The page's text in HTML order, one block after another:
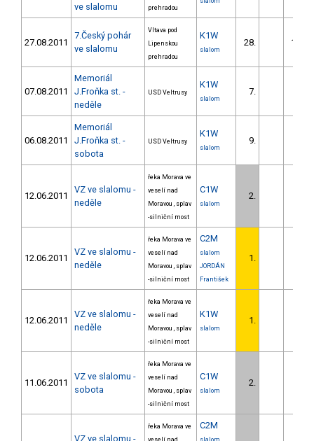
ve slalomu
prehradou
27.08.2011
7.Český pohár
ve slalomu
Vltava pod
Lipenskou
prehradou
K1W
slalom
28.
07.08.2011
Memoriál
J.Froňka st. -
neděle
USD Veltrusy
K1W
slalom
7.
06.08.2011
Memoriál
J.Froňka st. -
sobota
USD Veltrusy
K1W
slalom
9.
12.06.2011
VZ ve slalomu -
neděle
řeka Morava ve
veselí nad
Moravou , splav
-silniční most
C1W
slalom
2.
12.06.2011
VZ ve slalomu -
neděle
řeka Morava ve
veselí nad
Moravou , splav
-silniční most
C2M
slalom
JORDÁN
František
1.
12.06.2011
VZ ve slalomu -
neděle
řeka Morava ve
veselí nad
Moravou , splav
-silniční most
K1W
slalom
1.
11.06.2011
VZ ve slalomu -
sobota
řeka Morava ve
veselí nad
Moravou , splav
-silniční most
C1W
slalom
2.
VZ ve slalomu -
řeka Morava ve
C2M